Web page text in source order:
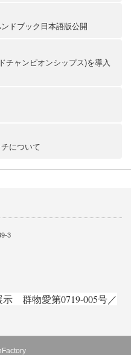
ドブック日本語版公開
チャンピオンシップス)を導入
について
3
群物愛第0719-005号／